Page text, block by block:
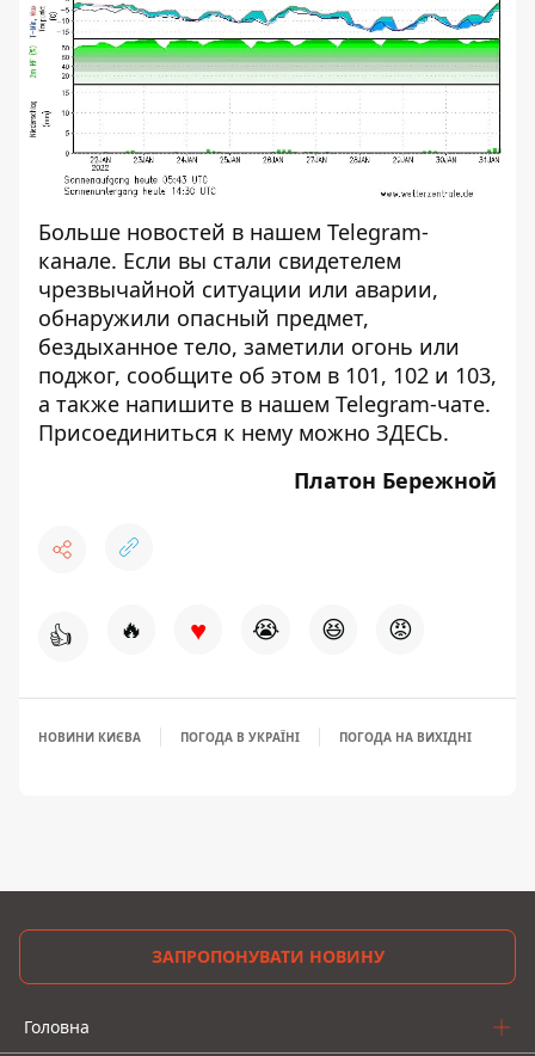
Больше новостей в нашем Telegram-
канале. Если вы стали свидетелем
чрезвычайной ситуации или аварии,
обнаружили опасный предмет,
бездыханное тело, заметили огонь или
поджог, сообщите об этом в 101, 102 и 103,
а также напишите в нашем Telegram-чате.
Присоединиться к нему можно ЗДЕСЬ.
Платон Бережной
👍 🔥 ♥ 😭 😆 😡
НОВИНИ КИЄВА ПОГОДА В УКРАЇНІ ПОГОДА НА ВИХІДНІ
ЗАПРОПОНУВАТИ НОВИНУ
Головна